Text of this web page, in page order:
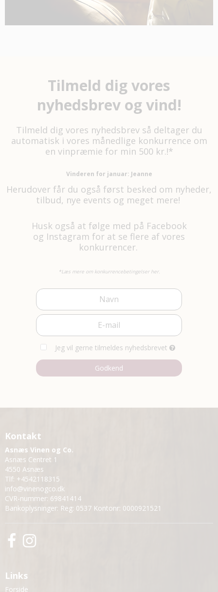
Tilmeld dig vores
nyhedsbrev og vind!
Tilmeld dig vores nyhedsbrev så deltager du
automatisk i vores månedlige konkurrence om
en vinpræmie for min 500 kr.!*
Vinderen for januar: Jeanne
Herudover får du også først besked om nyheder,
tilbud, nye events og meget mere!
Husk også at følge med på Facebook
og Instagram for at se flere af vores
konkurrencer.
*Læs mere om konkurrencebetingelser her.
Jeg vil gerne tilmeldes nyhedsbrevet
Godkend
Kontakt
Asnæs Vinen og Co.
Asnæs Centret 1
4550 Asnæs
Tlf: +4542118315
info@vinenogco.dk
CVR-nummer: 69841414
Bankoplysninger: Reg: 0537 Kontonr: 0000921521
Links
Forside